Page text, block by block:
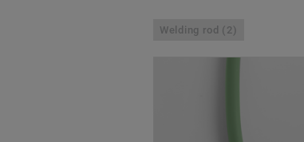
Welding rod (2)